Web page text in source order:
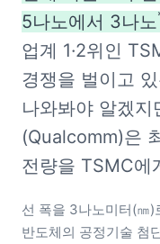
5나노에서 3나노
업계 1·2위인
경쟁을 벌이고
나와봐야 알겠
(Qualcomm)은
전량을 TSMC에
선 폭을 3나노미터(㎚)
반도체의 공정기술 첨